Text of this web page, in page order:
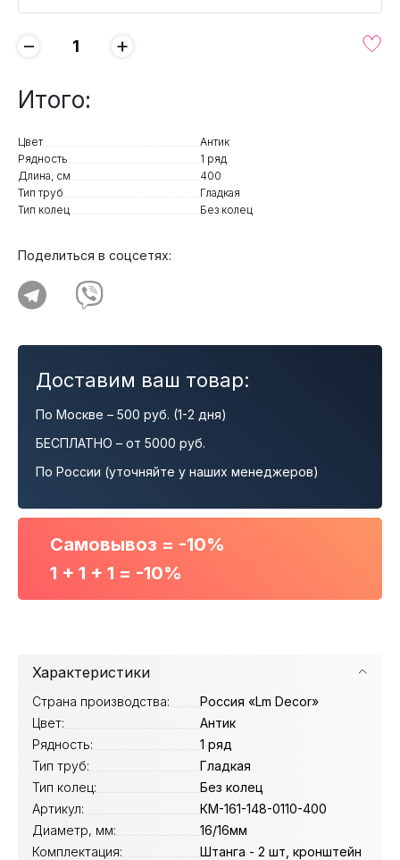
− +
Итого:
Цвет
Антик
Рядность
1 ряд
Длина, см
400
Тип труб
Гладкая
Тип колец
Без колец
Поделиться в соцсетях:
Доставим ваш товар:
По Москве – 500 руб. (1-2 дня)
БЕСПЛАТНО – от 5000 руб.
По России (уточняйте у наших менеджеров)
Самовывоз = -10%
1 + 1 + 1 = -10%
Характеристики
Страна производства:
Россия «Lm Decor»
Цвет:
Антик
Рядность:
1 ряд
Тип труб:
Гладкая
Тип колец:
Без колец
Артикул:
КМ-161-148-0110-400
Диаметр, мм:
16/16мм
Комплектация:
Штанга - 2 шт, кронштейн